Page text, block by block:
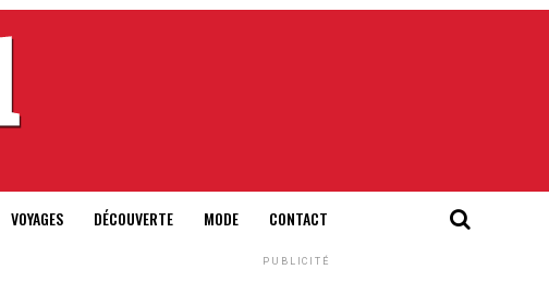
VOYAGES DÉCOUVERTE MODE CONTACT
PUBLICITÉ